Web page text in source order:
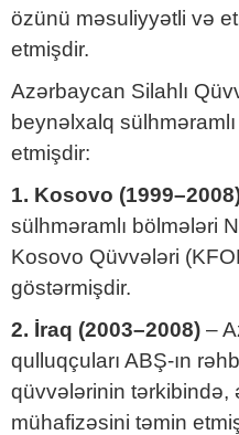
özünü məsuliyyətli və
etmişdir.
Azərbaycan Silahlı
beynəlxalq
etmişdir:
1. Kosovo
sülhməramlı bölmələri
Kosovo Qüvvələri
göstərmişdir.
2. İraq (2003–2008) –
qulluqçuları ABŞ-ın
qüvvələrinin tərkibində,
mühafizəsini təmin